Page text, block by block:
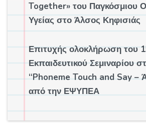
Together» του Παγκόσμιου
Υγείας στο Άλσος Κηφισιάς
Επιτυχής ολοκλήρωση του
Εκπαιδευτικού Σεμιναρίου
“Phoneme Touch and Say –
από την ΕΨΥΠΕΑ